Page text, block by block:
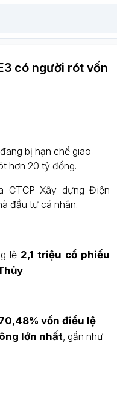
có người rót vốn
bị hạn chế giao
hơn 20 tỷ đồng.
CTCP Xây dựng Điện
đầu tư cá nhân.
lẻ 2,1 triệu cổ phiếu
.
vốn điều lệ
lớn nhất, gần như